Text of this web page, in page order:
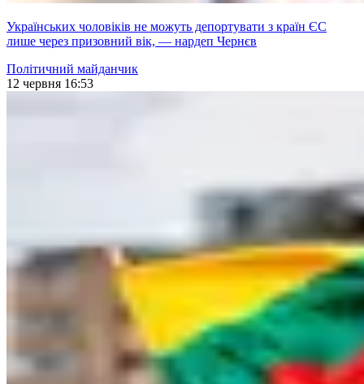
Українських чоловіків не можуть депортувати з країн ЄС
лише через призовний вік, — нардеп Чернєв
Політичний майданчик
12 червня 16:53